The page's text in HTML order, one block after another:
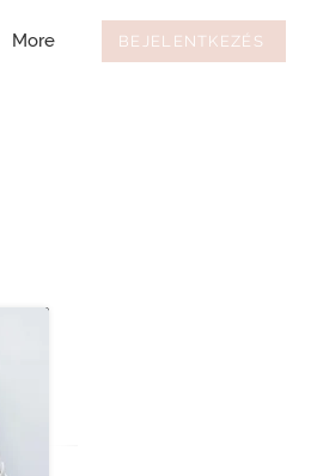
More BEJELENTKEZÉS